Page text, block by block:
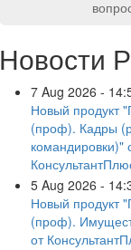
Новости
7 Aug 2026 -
Новый продукт
(проф). Кадры
командировки)"
5 Aug 2026 -
Новый продукт
(проф).
от